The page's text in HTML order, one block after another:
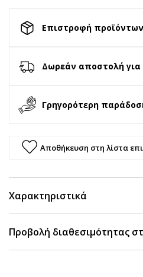
Επιστροφή
Δωρεάν αποστολή
Γρηγορότερη
Αποθήκευση στη λίστα
Χαρακτηριστικά
Προβολή διαθεσιμότητας